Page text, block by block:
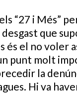
“27 i Més”
que
és el no
punt molt
la
Hi va